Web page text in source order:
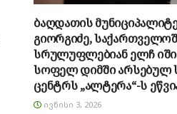
ბაღდათის
გიორგიძე,
სრულუფლებიან ელჩ
სოფელ დიმში არსებულ
ცენტრს „ალტერა“-ს
ᲘᲕᲜᲘᲡᲘ 3, 2026